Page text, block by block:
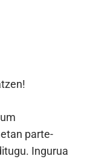
parte-
Ingurua